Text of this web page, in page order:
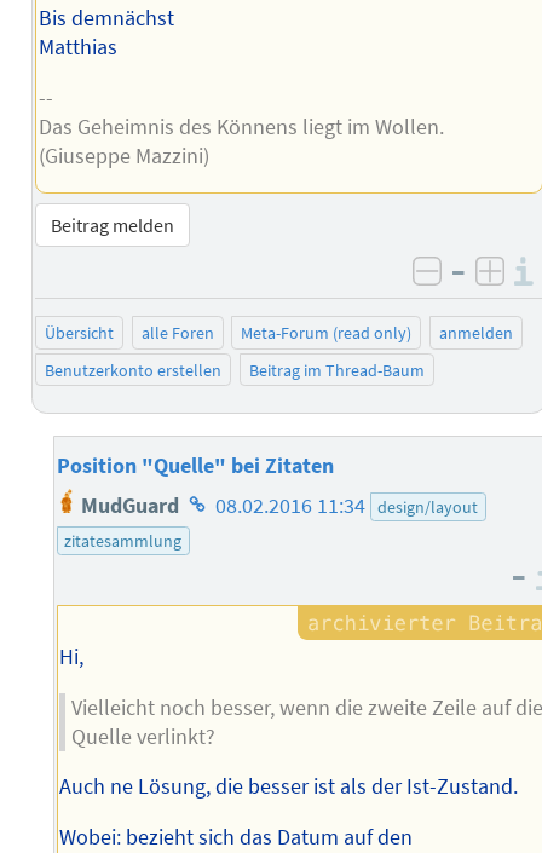
Bis demnächst
Matthias
--
Das Geheimnis des Könnens liegt im Wollen.
(Giuseppe Mazzini)
Beitrag melden
negativ
–
Übersicht alle Foren Meta-Forum (read only)
anmelden
Benutzerkonto erstellen
Beitrag im Thread-Baum
Position "Quelle" bei Zitaten
MudGuard Homepage
des
08.02.2016 11:34 design/layout
zitatesammlung
–
Hi,
Vielleicht noch besser, wenn die zweite Zeile auf
Quelle verlinkt?
Auch ne Lösung, die besser ist als der Ist-Zustand.
Wobei: bezieht sich das Datum auf den